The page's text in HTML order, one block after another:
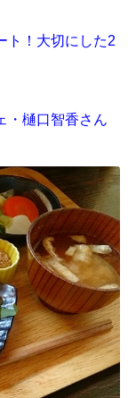
ト！大切にした2
・樋口智香さん